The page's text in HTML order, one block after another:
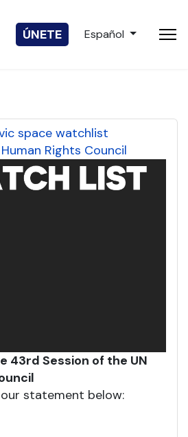
ÚNETE Seleccione su
Español
space watchlist
Rights Council
43rd Session of the UN
statement below: